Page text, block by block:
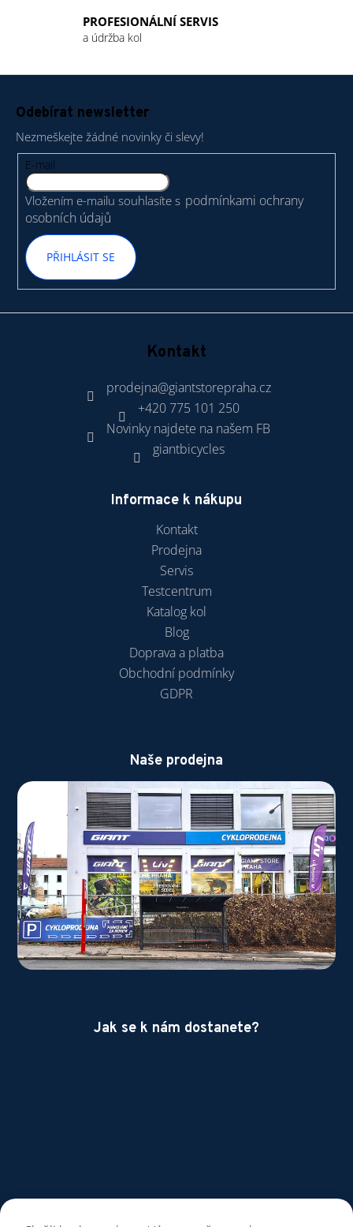
s
u
PROFESIONÁLNÍ SERVIS
a údržba kol
Odebírat newsletter
Nezmeškejte žádné novinky či slevy!
E-mail
Vložením e-mailu souhlasíte s podmínkami ochrany
osobních údajů
PŘIHLÁSIT SE
Kontakt
prodejna@giantstorepraha.cz
+420 775 101 250
Novinky najdete na našem FB
giantbicycles
Informace k nákupu
Kontakt
Prodejna
Servis
Testcentrum
Katalog kol
Blog
Doprava a platba
Obchodní podmínky
GDPR
Naše prodejna
Jak se k nám dostanete?